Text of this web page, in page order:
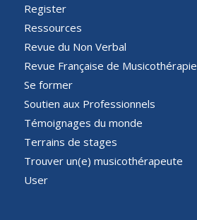
Register
Ressources
Revue du Non Verbal
Revue Française de Musicothérapie
Se former
Soutien aux Professionnels
Témoignages du monde
Terrains de stages
Trouver un(e) musicothérapeute
User